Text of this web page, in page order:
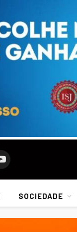
YouTube
SOCIEDADE